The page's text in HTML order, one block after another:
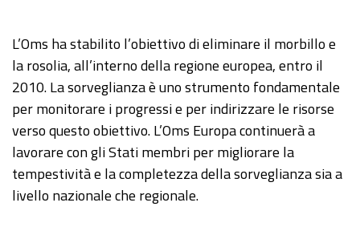
L’Oms ha stabilito l’obiettivo di eliminare il morbillo e
la rosolia, all’interno della regione europea, entro il
2010. La sorveglianza è uno strumento fondamentale
per monitorare i progressi e per indirizzare le risorse
verso questo obiettivo. L’Oms Europa continuerà a
lavorare con gli Stati membri per migliorare la
tempestività e la completezza della sorveglianza sia a
livello nazionale che regionale.